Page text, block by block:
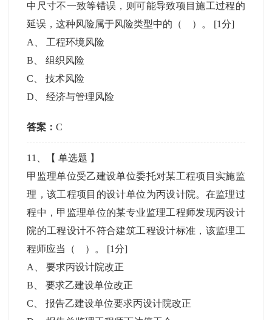
中尺寸不一致等错误，则可能导致项目施工过程的
延误，这种风险属于风险类型中的（ ）。 [1分]
A
工程环境风险
B 、组织风险
C 、技术风险
D 、经济与管理风险
答案：C
11 、【单选题 】
甲监理单位受乙建设单位委托对某工程项目实施监
理，该工程项目的设计单位为丙设计院。在监理过
程中，甲监理单位的某专业监理工程师发现丙设计
院的工程设计不符合建筑工程设计标准，该监理工
程师应当（ ）。 [1分]
A
、要求丙设计院改正
B 、要求乙建设单位改正
C 、报告乙建设单位要求丙设计院改正